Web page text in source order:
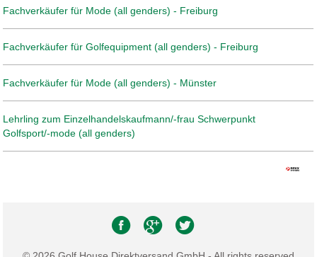
Fachverkäufer für Mode (all genders) - Freiburg
Fachverkäufer für Golfequipment (all genders) - Freiburg
Fachverkäufer für Mode (all genders) - Münster
Lehrling zum Einzelhandelskaufmann/-frau Schwerpunkt
Golfsport/-mode (all genders)